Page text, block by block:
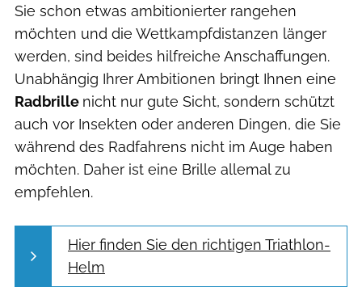
Sie schon etwas ambitionierter rangehen
möchten und die Wettkampfdistanzen länger
werden, sind beides hilfreiche Anschaffungen.
Unabhängig Ihrer Ambitionen bringt Ihnen eine
Radbrille nicht nur gute Sicht, sondern schützt
auch vor Insekten oder anderen Dingen, die Sie
während des Radfahrens nicht im Auge haben
möchten. Daher ist eine Brille allemal zu
empfehlen.
Hier finden Sie den richtigen Triathlon-
Helm